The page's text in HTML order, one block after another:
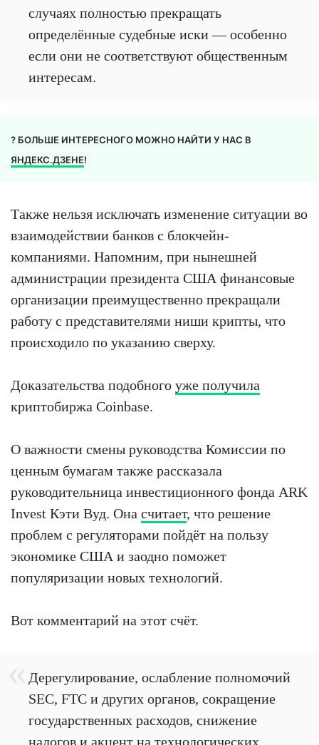
случаях полностью прекращать
определённые судебные иски — особенно
если они не соответствуют общественным
интересам.
? БОЛЬШЕ ИНТЕРЕСНОГО МОЖНО НАЙТИ У НАС В
ЯНДЕКС.ДЗЕНЕ!
Также нельзя исключать изменение ситуации во
взаимодействии банков с блокчейн-
компаниями. Напомним, при нынешней
администрации президента США финансовые
организации преимущественно прекращали
работу с представителями ниши крипты, что
происходило по указанию сверху.
Доказательства подобного уже получила
криптобиржа Coinbase.
О важности смены руководства Комиссии по
ценным бумагам также рассказала
руководительница инвестиционного фонда ARK
Invest Кэти Вуд. Она считает, что решение
проблем с регуляторами пойдёт на пользу
экономике США и заодно поможет
популяризации новых технологий.
Вот комментарий на этот счёт.
Дерегулирование, ослабление полномочий
SEC, FTC и других органов, сокращение
государственных расходов, снижение
налогов и акцент на технологических